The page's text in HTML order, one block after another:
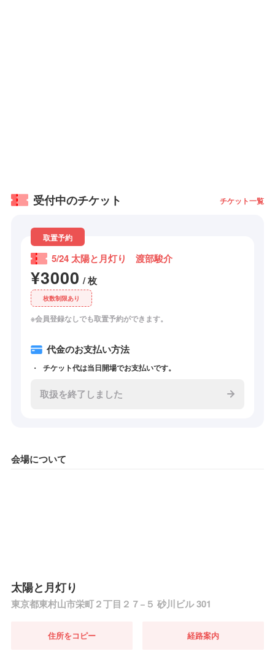
受付中のチケット チケット一覧
取置予約
5/24 太陽と月灯り 渡部駿介
¥3000 / 枚
枚数制限あり
※会員登録なしでも取置予約ができます。
代金のお支払い方法
チケット代は当日開場でお支払いです。
取扱を終了しました
会場について
太陽と月灯り
東京都東村山市栄町２丁目２７−５ 砂川ビル 301
住所をコピー 経路案内